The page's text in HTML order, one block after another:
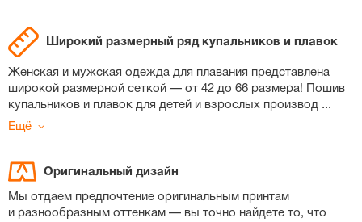
Широкий размерный ряд купальников и плавок
Женская и мужская одежда для плавания представлена
широкой размерной сеткой — от 42 до 66 размера! Пошив
купальников и плавок для детей и взрослых производ ...
Ещё
Оригинальный дизайн
Мы отдаем предпочтение оригинальным принтам
и разнообразным оттенкам — вы точно найдете то, что